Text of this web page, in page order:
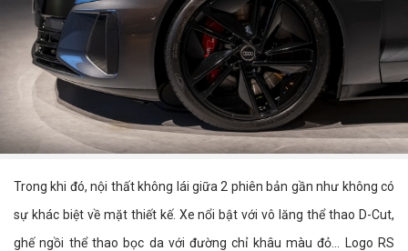
Trong khi đó, nội thất không lái giữa 2 phiên bản gần như không có
sự khác biệt về mặt thiết kế. Xe nổi bật với vô lăng thể thao D-Cut,
ghế ngồi thể thao bọc da với đường chỉ khâu màu đỏ... Logo RS